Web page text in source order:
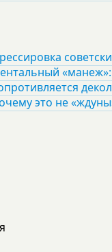
это не